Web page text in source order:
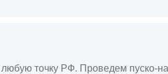
точку РФ. Проведем пуско-